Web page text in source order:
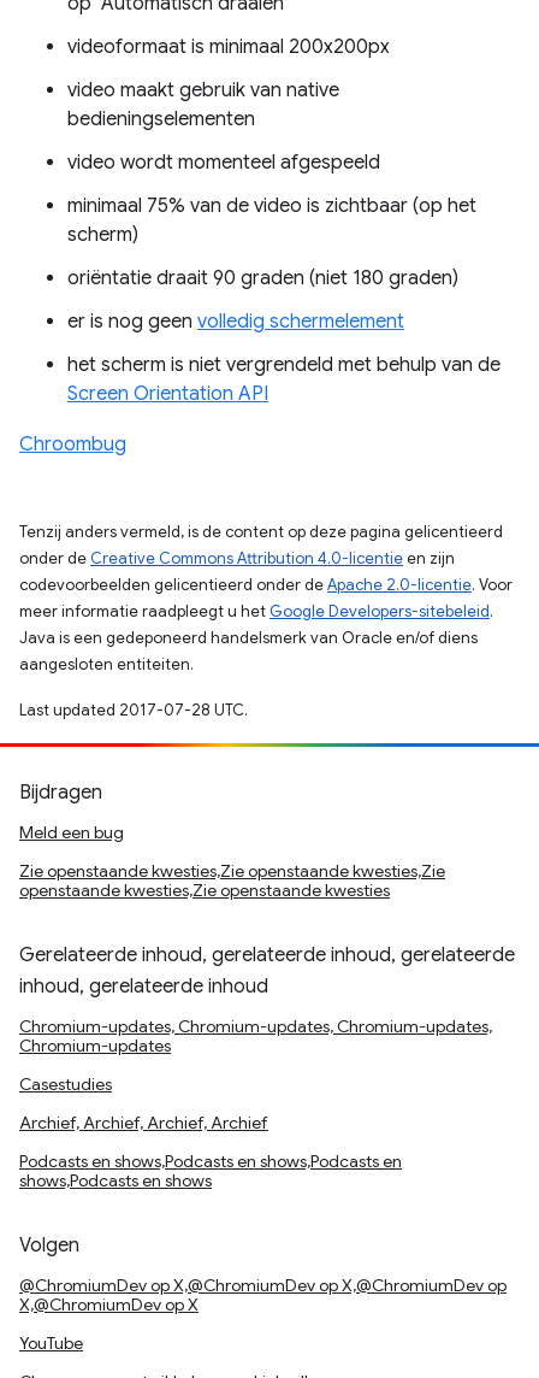
videoformaat is minimaal 200x200px
video maakt gebruik van native
bedieningselementen
video wordt momenteel afgespeeld
minimaal 75% van de video is zichtbaar (op het
scherm)
oriëntatie draait 90 graden (niet 180 graden)
er is nog geen volledig schermelement
het scherm is niet vergrendeld met behulp van de
Screen Orientation API
Chroombug
Tenzij anders vermeld, is de content op deze pagina gelicentieerd
onder de Creative Commons Attribution 4.0-licentieen zijn
codevoorbeelden gelicentieerd onder deApache 2.0-licentie. Voor
meer informatie raadpleegt u het Google Developers-sitebeleid.
Java is een gedeponeerd handelsmerk van Oracle en/of diens
aangesloten entiteiten.
Last updated 2017-07-28 UTC.
Bijdragen
Meld een bug
Zie openstaande kwesties,Zie openstaande kwesties,Zie
openstaande kwesties,Zie openstaande kwesties
Gerelateerde inhoud, gerelateerde inhoud, gerelateerde
inhoud, gerelateerde inhoud
Chromium-updates, Chromium-updates, Chromium-updates,
Chromium-updates
Casestudies
Archief, Archief, Archief, Archief
Podcasts en shows,Podcasts en shows,Podcasts en
shows,Podcasts en shows
Volgen
@ChromiumDev op X,@ChromiumDev op X,@ChromiumDev op
X,@ChromiumDev op X
YouTube